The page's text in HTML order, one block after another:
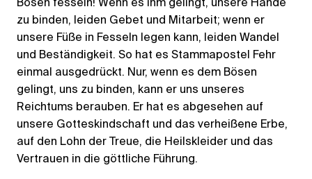
Bösen fesseln! Wenn es ihm gelingt, unsere Hände
zu binden, leiden Gebet und Mitarbeit; wenn er
unsere Füße in Fesseln legen kann, leiden Wandel
und Beständigkeit. So hat es Stammapostel Fehr
einmal ausgedrückt. Nur, wenn es dem Bösen
gelingt, uns zu binden, kann er uns unseres
Reichtums berauben. Er hat es abgesehen auf
unsere Gotteskindschaft und das verheißene Erbe,
auf den Lohn der Treue, die Heilskleider und das
Vertrauen in die göttliche Führung.